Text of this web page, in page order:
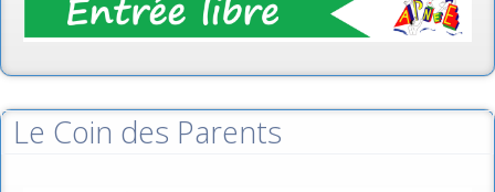
Le Coin des Parents